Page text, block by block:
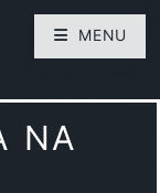
NA
MENU